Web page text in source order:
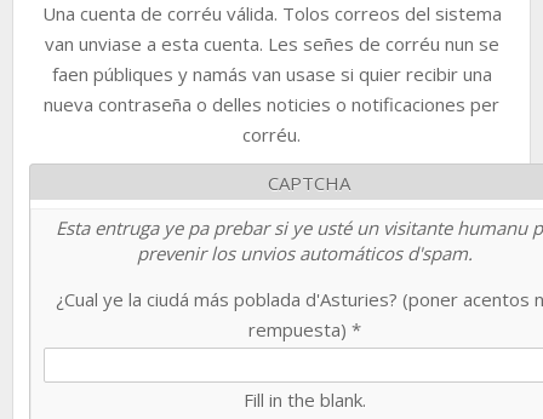
Una cuenta de corréu válida. Tolos correos del sistema
van unviase a esta cuenta. Les señes de corréu nun se
faen públiques y namás van usase si quier recibir una
nueva contraseña o delles noticies o notificaciones per
corréu.
CAPTCHA
Esta entruga ye pa prebar si ye usté un visitante humanu
prevenir los unvios automáticos d'spam.
¿Cual ye la ciudá más poblada d'Asturies? (poner acentos
rempuesta) *
Fill in the blank.